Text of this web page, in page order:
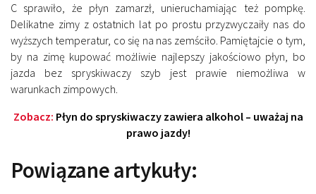
C sprawiło, że płyn zamarzł, unieruchamiając też pompkę.
Delikatne zimy z ostatnich lat po prostu przyzwyczaiły nas do
wyższych temperatur, co się na nas zemściło. Pamiętajcie o tym,
by na zimę kupować możliwie najlepszy jakościowo płyn, bo
jazda bez spryskiwaczy szyb jest prawie niemożliwa w
warunkach zimpowych.
Zobacz: Płyn do spryskiwaczy zawiera alkohol – uważaj na
prawo jazdy!
Powiązane artykuły: